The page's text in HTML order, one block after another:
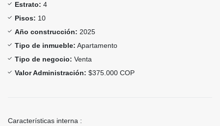
Estrato: 4
Pisos: 10
Año construcción: 2025
Tipo de inmueble: Apartamento
Tipo de negocio: Venta
Valor Administración: $375.000 COP
Características interna :